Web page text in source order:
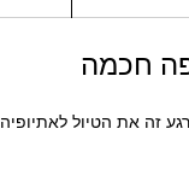
חכמה
זה את הטיול